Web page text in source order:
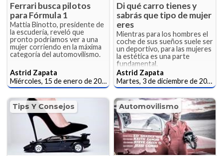
Ferrari busca pilotos
para Fórmula 1
Mattia Binotto, presidente de
la escudería, reveló que
pronto podríamos ver a una
mujer corriendo en la máxima
categoría del automovilismo.
Astrid Zapata
Miércoles, 15 de enero de 2020
Di qué carro tienes y
sabrás que tipo de mujer
eres
Mientras para los hombres el
coche de sus sueños suele ser
un deportivo, para las mujeres
la estética es una parte
fundamental.
Astrid Zapata
Martes, 3 de diciembre de 2019
Tips Y Consejos Automovilismo